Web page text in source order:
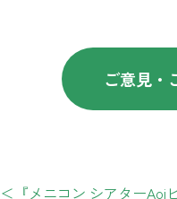
ご意見・
＜『メニコン シアターAoi